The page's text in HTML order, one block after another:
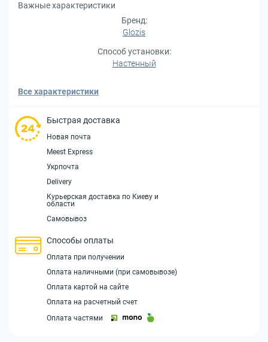
Важные характеристики
Бренд:
Glozis
Способ установки:
Настенный
Все характеристики
Быстрая доставка
Новая почта
Meest Express
Укрпочта
Delivery
Курьерская доставка по Киеву и
области
Самовывоз
Способы оплаты
Оплата при получении
Оплата наличными (при самовывозе)
Оплата картой на сайте
Оплата на расчетный счет
Оплата частями